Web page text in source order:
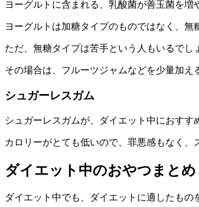
ヨーグルトに含まれる、乳酸菌が善玉菌を増
ヨーグルトは加糖タイプのものではなく、無
ただ、無糖タイプは苦手という人もいるでし
その場合は、フルーツジャムなどを少量加え
シュガーレスガム
シュガーレスガムが、ダイエット中におすす
カロリーがとても低いので、罪悪感もなく、
ダイエット中のおやつまとめ
ダイエット中でも、ダイエットに適したも